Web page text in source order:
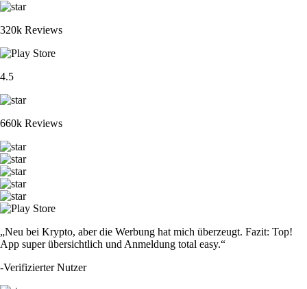
320k Reviews
4.5
660k Reviews
„Neu bei Krypto, aber die Werbung hat mich überzeugt. Fazit: Top!
App super übersichtlich und Anmeldung total easy.“
-Verifizierter Nutzer